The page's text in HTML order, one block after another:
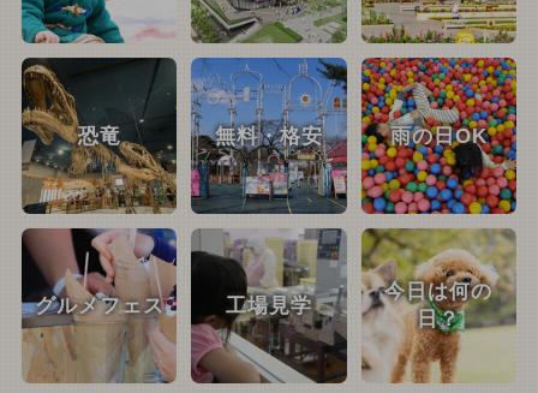
恐竜 無料・格安 雨の日OK
グルメフェス 工場見学
今日は何の
日？